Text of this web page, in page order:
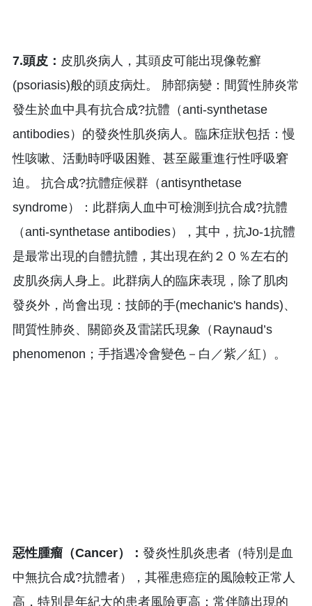
7.頭皮： 皮肌炎病人，其頭皮可能出現像乾癬
(psoriasis)般的頭皮病灶。 肺部病變：間質性肺炎常
發生於血中具有抗合成?抗體（anti-synthetase
antibodies）的發炎性肌炎病人。臨床症狀包括：慢
性咳嗽、活動時呼吸困難、甚至嚴重進行性呼吸窘
迫。 抗合成?抗體症候群（antisynthetase
syndrome）：此群病人血中可檢測到抗合成?抗體
（anti-synthetase antibodies），其中，抗Jo-1抗體
是最常出現的自體抗體，其出現在約２０％左右的
皮肌炎病人身上。此群病人的臨床表現，除了肌肉
發炎外，尚會出現：技師的手(mechanic's hands)、
間質性肺炎、關節炎及雷諾氏現象（Raynaud’s
phenomenon；手指遇冷會變色－白／紫／紅）。
惡性腫瘤（Cancer）： 發炎性肌炎患者（特別是血
中無抗合成?抗體者），其罹患癌症的風險較正常人
高，特別是年紀大的患者風險更高；常伴隨出現的